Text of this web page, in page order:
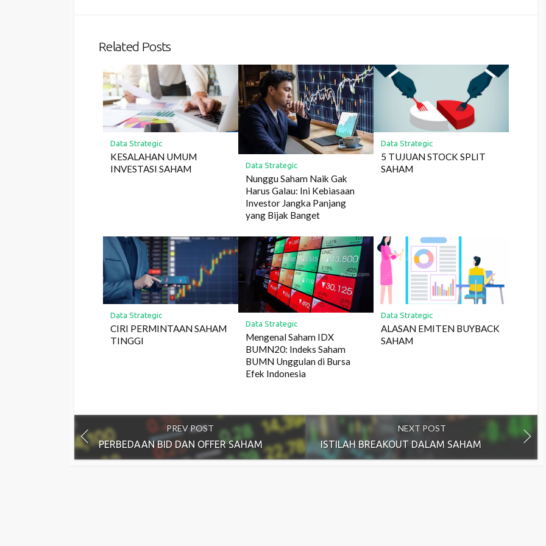
Related Posts
Data Strategic
KESALAHAN UMUM
INVESTASI SAHAM
Data Strategic
Nunggu Saham Naik Gak
Harus Galau: Ini Kebiasaan
Investor Jangka Panjang
yang Bijak Banget
Data Strategic
5 TUJUAN STOCK SPLIT
SAHAM
Data Strategic
CIRI PERMINTAAN SAHAM
TINGGI
Data Strategic
Mengenal Saham IDX
BUMN20: Indeks Saham
BUMN Unggulan di Bursa
Efek Indonesia
Data Strategic
ALASAN EMITEN BUYBACK
SAHAM
PREV POST
PERBEDAAN BID DAN OFFER SAHAM
NEXT POST
ISTILAH BREAKOUT DALAM SAHAM